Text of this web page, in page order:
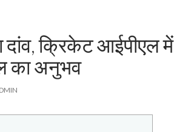
दांव, क्रिकेट आईपीएल में
का अनुभव